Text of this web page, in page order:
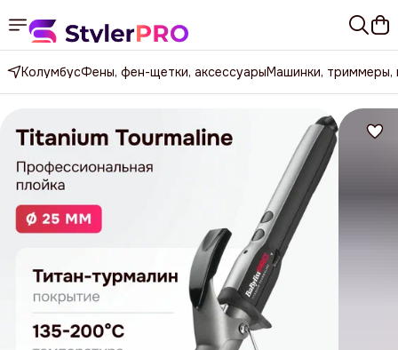
КолумбусФены, фен-щетки, аксессуарыМашинки, триммеры,